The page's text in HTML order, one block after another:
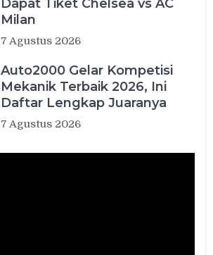
Dapat Tiket Chelsea vs AC
Milan
7 Agustus 2026
Auto2000 Gelar Kompetisi
Mekanik Terbaik 2026, Ini
Daftar Lengkap Juaranya
7 Agustus 2026